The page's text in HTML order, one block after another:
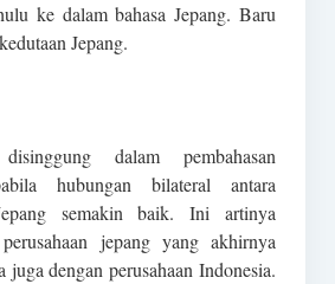
ke dalam bahasa Jepang. Baru
Jepang.
dalam pembahasan
hubungan bilateral antara
semakin baik. Ini artinya
jepang yang akhirnya
juga dengan perusahaan Indonesia.